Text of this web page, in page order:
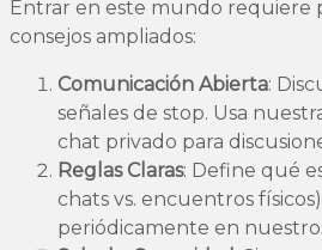
Entrar en este mundo requiere
consejos ampliados:
Comunicación Abierta:
señales de stop. Usa
chat privado para
Reglas Claras: Define qué
chats vs. encuentros
periódicamente en